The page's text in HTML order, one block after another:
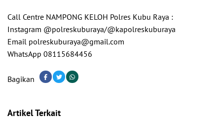
Call Centre NAMPONG KELOH Polres Kubu Raya :
Instagram @polreskuburaya/@kapolreskuburaya
Email polreskuburaya@gmail.com
WhatsApp 08115684456
Bagikan
Artikel Terkait